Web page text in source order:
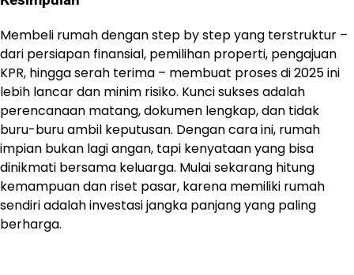
Membeli rumah dengan step by step yang terstruktur –
dari persiapan finansial, pemilihan properti, pengajuan
KPR, hingga serah terima – membuat proses di 2025 ini
lebih lancar dan minim risiko. Kunci sukses adalah
perencanaan matang, dokumen lengkap, dan tidak
buru-buru ambil keputusan. Dengan cara ini, rumah
impian bukan lagi angan, tapi kenyataan yang bisa
dinikmati bersama keluarga. Mulai sekarang hitung
kemampuan dan riset pasar, karena memiliki rumah
sendiri adalah investasi jangka panjang yang paling
berharga.